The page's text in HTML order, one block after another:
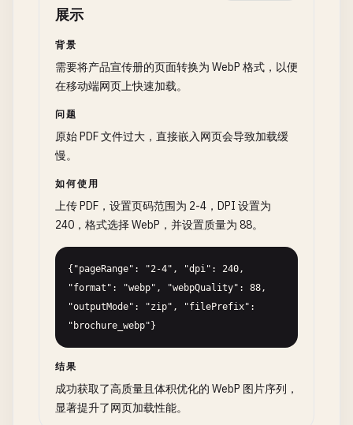
展示
背景
需要将产品宣传册的页面转换为 WebP 格式，以便
在移动端网页上快速加载。
问题
原始 PDF 文件过大，直接嵌入网页会导致加载缓
慢。
如何使用
上传 PDF，设置页码范围为 2-4，DPI 设置为
240，格式选择 WebP，并设置质量为 88。
{"pageRange": "2-4", "dpi": 240,
"format": "webp", "webpQuality": 88,
"outputMode": "zip", "filePrefix":
"brochure_webp"}
结果
成功获取了高质量且体积优化的 WebP 图片序列，
显著提升了网页加载性能。